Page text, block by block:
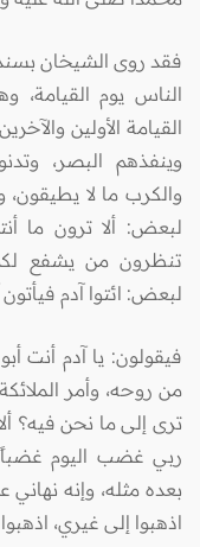
فقد روى الشيخان
الناس يوم القيامة،
القيامة الأولين
وينفذهم البصر،
والكرب ما لا
لبعض: ألا ترون ما
تنظرون من يشفع
لبعض: ائتوا آدم فيأتون
فيقولون: يا آدم أنت
من روحه، وأمر
ترى إلى ما نحن فيه؟
ربي غضب اليوم
بعده مثله، وإنه
اذهبوا إلى غيري،